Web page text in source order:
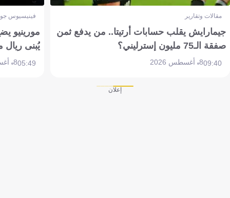
مقالات وتقارير
جيمارايش يقلب حسابات أرتيتا.. من يدفع ثمن
صفقة الـ75 مليون إسترليني؟
09:408 أغسطس 2026
فينيسيوس
مورينيو
يُبنى ريال
05:498 أغسطس 2026
إعلان